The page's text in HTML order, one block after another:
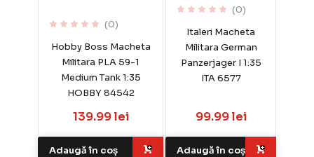
(0)
Hobby Boss Macheta
Militara PLA 59-1
Medium Tank 1:35
HOBBY 84542
139.99 lei
Adaugă în coș
(0)
Italeri Macheta
Militara German
Panzerjager I 1:35
ITA 6577
99.99 lei
Adaugă în coș